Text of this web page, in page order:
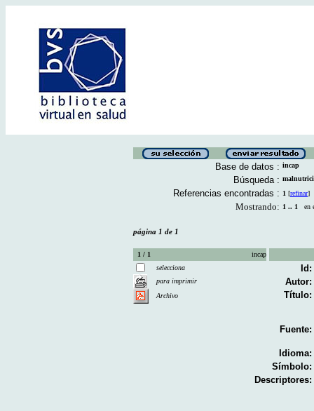
Base de datos : incap
Búsqueda :
Referencias encontradas : 1 [refinar]
Mostrando: 1 .. 1 en
página 1 de 1
1 / 1
incap
selecciona
para imprimir
Archivo
Id:
Autor:
Título:
Fuente:
Idioma:
Símbolo:
Descriptores: